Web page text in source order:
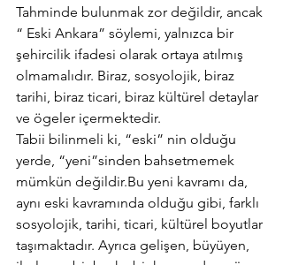
Tahminde bulunmak zor değildir, ancak
“ Eski Ankara” söylemi, yalnızca bir
şehircilik ifadesi olarak ortaya atılmış
olmamalıdır. Biraz, sosyolojik, biraz
tarihi, biraz ticari, biraz kültürel detaylar
ve ögeler içermektedir.
Tabii bilinmeli ki, “eski” nin olduğu
yerde, “yeni”sinden bahsetmemek
mümkün değildir.Bu yeni kavramı da,
aynı eski kavramında olduğu gibi, farklı
sosyolojik, tarihi, ticari, kültürel boyutlar
taşımaktadır. Ayrıca gelişen, büyüyen,